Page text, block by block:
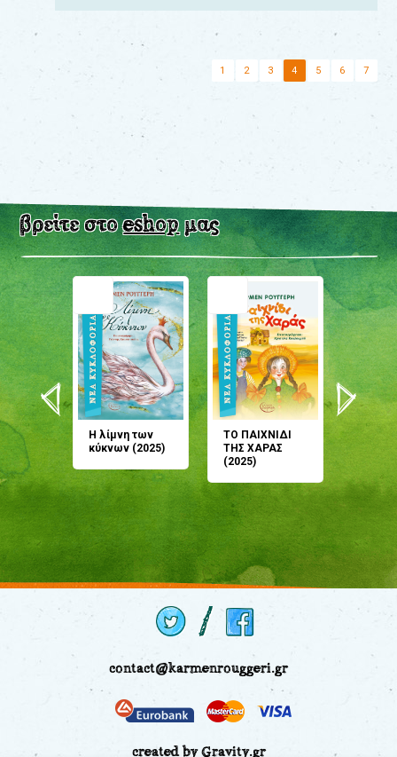
1 2 3 4 5 6 7
βρείτε στοeshopμας
Η λίμνη των
κύκνων (2025)
ΤΟ ΠΑΙΧΝΙΔΙ
ΤΗΣ ΧΑΡΑΣ
(2025)
μου;
(2024)
contact@karmenrouggeri.gr
created by Gravity.gr